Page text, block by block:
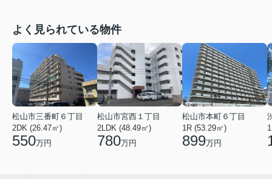
よく見られている物件
松山市三番町６丁目
2DK (26.47㎡)
550万円
松山市宮西１丁目
2LDK (48.49㎡)
780万円
松山市本町６丁目
1R (53.29㎡)
899万円